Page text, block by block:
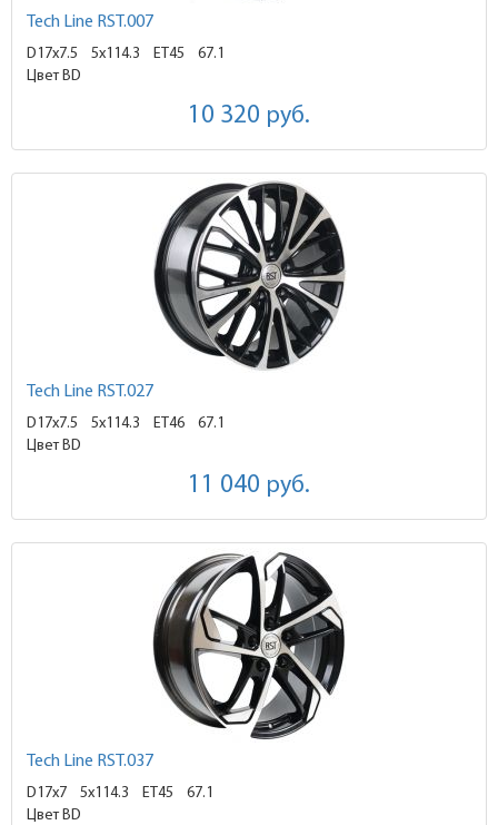
Tech Line RST.007
D17x7.5 5x114.3 ET45
67.1
Цвет BD
10 320 руб.
Tech Line RST.027
D17x7.5 5x114.3 ET46
67.1
Цвет BD
11 040 руб.
Tech Line RST.037
D17x7 5x114.3 ET45
67.1
Цвет BD